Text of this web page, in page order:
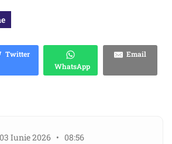
Twitter
WhatsApp
Email
Iunie 2026 • 08:56